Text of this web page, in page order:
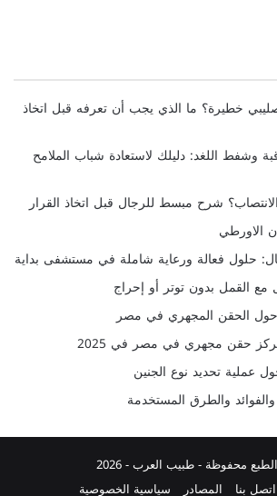
خطيرة؟ ما الذي يجب أن تعرفه قبل اتخاذ
وشفط اللغد: دليلك لاستعادة شباب الملامح
شرح مبسط للرجال قبل اتخاذ القرار
الاورطي
حلول فعالة ورعاية شاملة في مستشفى بداية
مع القمل بدون توتر أو إحراج
حول الحقن المجهري في مصر
حقن مجهري في مصر في 2025
عملية تحديد نوع الجنين
والطرق المستخدمة
محفوظة -طبيب العرب- 2026
اتصل بنا المصادر سياسية الخصوصية